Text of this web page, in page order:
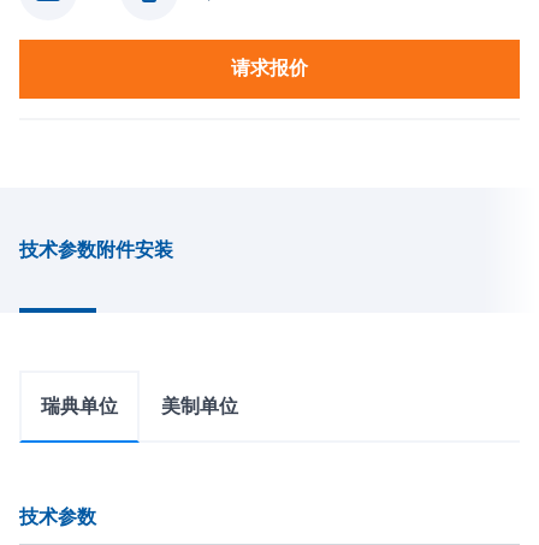
请求报价
技术参数附件安装
瑞典单位 美制单位
技术参数